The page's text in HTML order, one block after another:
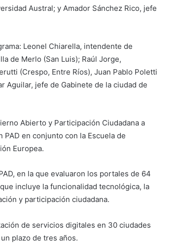
Austral; y Amador Sánchez Rico, jefe
Leonel Chiarella, intendente de
de Merlo (San Luis); Raúl Jorge,
(Crespo, Entre Ríos), Juan Pablo Poletti
Aguilar, jefe de Gabinete de la ciudad de
Abierto y Participación Ciudadana a
en conjunto con la Escuela de
Europea.
en la que evaluaron los portales de 64
incluye la funcionalidad tecnológica, la
y participación ciudadana.
de servicios digitales en 30 ciudades
plazo de tres años.